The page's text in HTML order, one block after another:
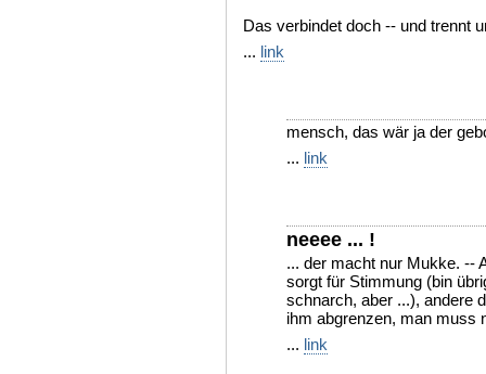
Das verbindet doch -- und trennt
... link
mensch, das wär ja der
... link
neeee ... !
... der macht nur Mukke. --
sorgt für Stimmung (bin
schnarch, aber ...), andere
ihm abgrenzen, man muss
... link